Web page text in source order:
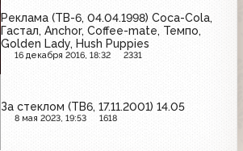
Реклама (ТВ-6, 04.04.1998) Coca-Cola,
Гастал, Anchor, Coffee-mate, Темпо,
Golden Lady, Hush Puppies
16 декабря 2016, 18:32 2331
За стеклом (ТВ6, 17.11.2001) 14.05
8 мая 2023, 19:53 1618